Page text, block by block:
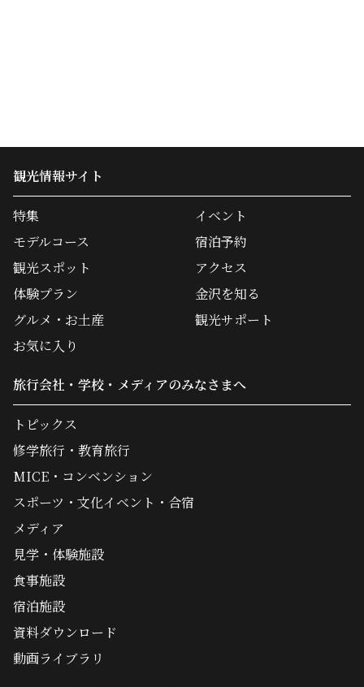
観光情報サイト
特集
モデルコース
観光スポット
体験プラン
グルメ・お土産
イベント
宿泊予約
アクセス
金沢を知る
観光サポート
お気に入り
旅行会社・学校・メディアのみなさまへ
トピックス
修学旅行・教育旅行
MICE・コンベンション
スポーツ・文化イベント・合宿
メディア
見学・体験施設
食事施設
宿泊施設
資料ダウンロード
動画ライブラリ